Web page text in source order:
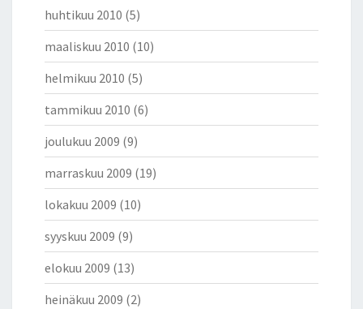
huhtikuu 2010 (5)
maaliskuu 2010 (10)
helmikuu 2010 (5)
tammikuu 2010 (6)
joulukuu 2009 (9)
marraskuu 2009 (19)
lokakuu 2009 (10)
syyskuu 2009 (9)
elokuu 2009 (13)
heinäkuu 2009 (2)